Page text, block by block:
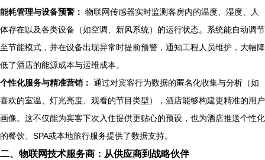
能耗管理与设备预警： 物联网传感器实时监测客房内的温度、湿度、人
体存在以及各类设备（如空调、新风系统）的运行状态。系统能自动调节
至节能模式，并在设备出现异常时提前预警，通知工程人员维护，大幅降
低了酒店的能源成本与运维成本。
个性化服务与精准营销： 通过对宾客行为数据的匿名化收集与分析（如
喜欢的室温、灯光亮度、观看的节目类型），酒店能够构建更精准的用户
画像。这不仅能为宾客下次入住提供更贴心的预设，也为酒店推送个性化
的餐饮、SPA或本地旅行服务提供了数据支持。
二、物联网技术服务商：从供应商到战略伙伴